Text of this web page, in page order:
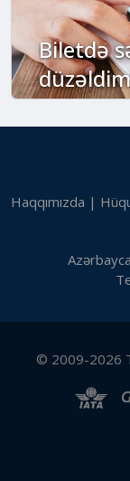
Biletdə
Haqqımızda |
© 2009-2026